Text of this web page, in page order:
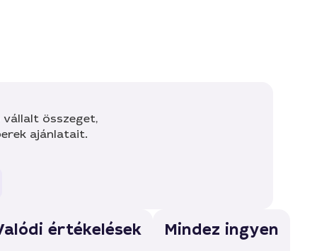
összeget,
ajánlatait.
értékelések Mindez ingyen